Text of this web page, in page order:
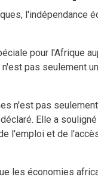
l'indépendance
pour l'Afrique
pas seulement
n'est pas
Elle a
l'emploi et de
les économies